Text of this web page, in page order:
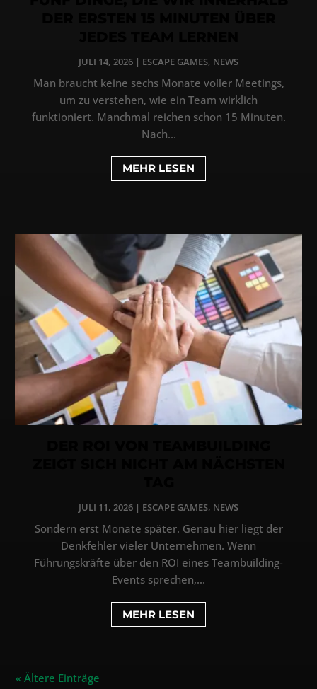
JULI 14, 2026 | ESCAPE GAMES, NEWS
Man braucht keine sechs Monate voller Meetings,
um zu verstehen, wie ein Team wirklich
funktioniert. Manchmal reichen schon 15 Minuten.
Nach...
MEHR LESEN
JULI 11, 2026 | ESCAPE GAMES, NEWS
Sondern erst Monate später. Genau hier liegt der
Denkfehler vieler Unternehmen. Wenn
Führungskräfte über den ROI eines Teambuilding-
Events sprechen,...
MEHR LESEN
« Ältere Einträge